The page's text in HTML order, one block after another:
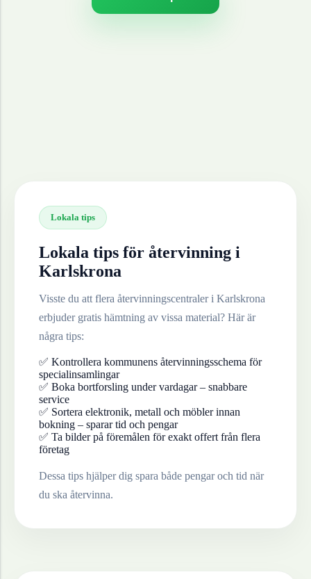
Lokala tips
Lokala tips för återvinning i
Karlskrona
Visste du att flera återvinningscentraler i Karlskrona
erbjuder gratis hämtning av vissa material? Här är
några tips:
✅ Kontrollera kommunens återvinningsschema för
specialinsamlingar
✅ Boka bortforsling under vardagar – snabbare
service
✅ Sortera elektronik, metall och möbler innan
bokning – sparar tid och pengar
✅ Ta bilder på föremålen för exakt offert från flera
företag
Dessa tips hjälper dig spara både pengar och tid när
du ska återvinna.